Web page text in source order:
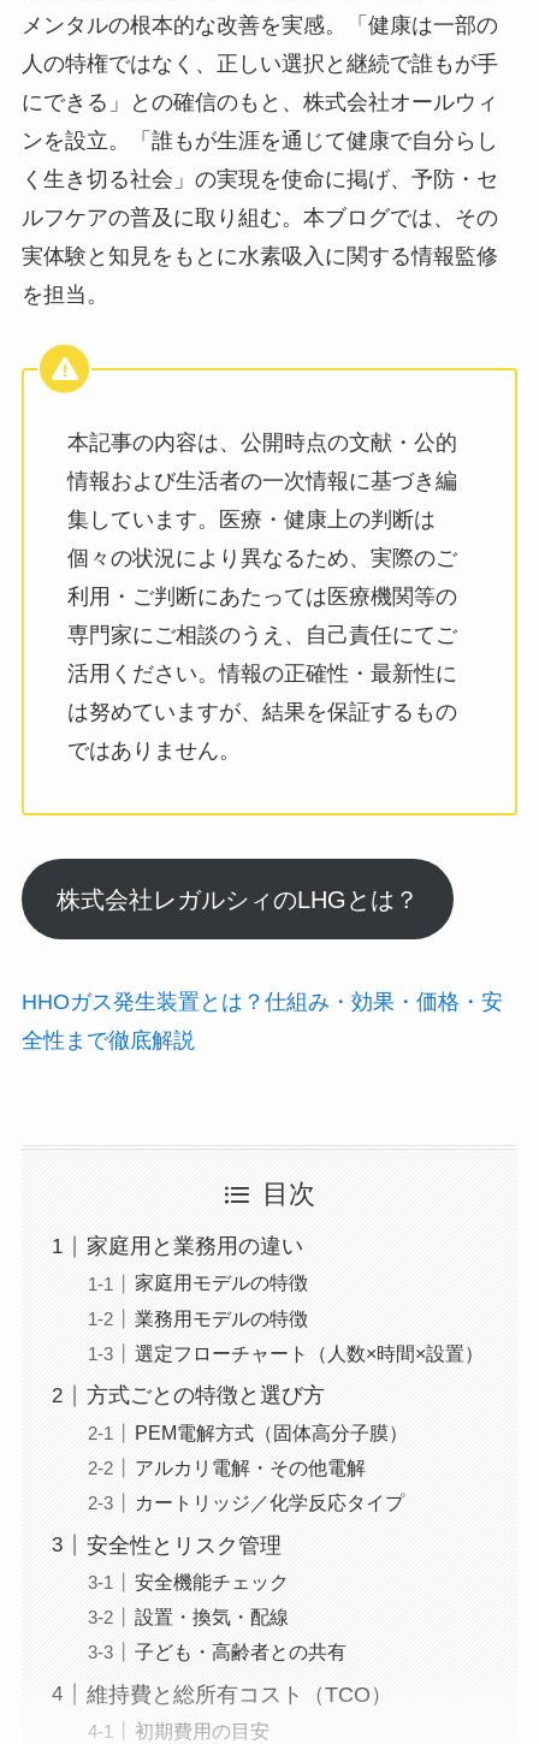
メンタルの根本的な改善を実感。「健康は一部の
人の特権ではなく、正しい選択と継続で誰もが手
にできる」との確信のもと、株式会社オールウィ
ンを設立。「誰もが生涯を通じて健康で自分らし
く生き切る社会」の実現を使命に掲げ、予防・セ
ルフケアの普及に取り組む。本ブログでは、その
実体験と知見をもとに水素吸入に関する情報監修
を担当。
本記事の内容は、公開時点の文献・公的
情報および生活者の一次情報に基づき編
集しています。医療・健康上の判断は
個々の状況により異なるため、実際のご
利用・ご判断にあたっては医療機関等の
専門家にご相談のうえ、自己責任にてご
活用ください。情報の正確性・最新性に
は努めていますが、結果を保証するもの
ではありません。
株式会社レガルシィのLHGとは？
HHOガス発生装置とは？仕組み・効果・価格・安
全性まで徹底解説
目次
家庭用と業務用の違い
家庭用モデルの特徴
業務用モデルの特徴
選定フローチャート（人数×時間×設置）
方式ごとの特徴と選び方
PEM電解方式（固体高分子膜）
アルカリ電解・その他電解
カートリッジ／化学反応タイプ
安全性とリスク管理
安全機能チェック
設置・換気・配線
子ども・高齢者との共有
維持費と総所有コスト（TCO）
初期費用の目安